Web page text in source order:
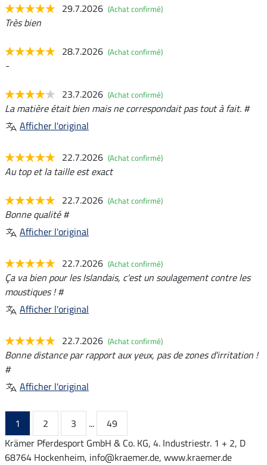
29.7.2026 (Achat confirmé)
Très bien
28.7.2026 (Achat confirmé)
-
23.7.2026 (Achat confirmé)
La matière était bien mais ne correspondait pas tout à fait. #
Afficher l'original
22.7.2026 (Achat confirmé)
Au top et la taille est exact
22.7.2026 (Achat confirmé)
Bonne qualité #
Afficher l'original
22.7.2026 (Achat confirmé)
Ça va bien pour les Islandais, c'est un soulagement contre les
moustiques ! #
Afficher l'original
22.7.2026 (Achat confirmé)
Bonne distance par rapport aux yeux, pas de zones d'irritation !
#
Afficher l'original
1 2 3 ...
49
Krämer Pferdesport GmbH & Co. KG, 4. Industriestr. 1 + 2, D
68764 Hockenheim, info@kraemer.de, www.kraemer.de